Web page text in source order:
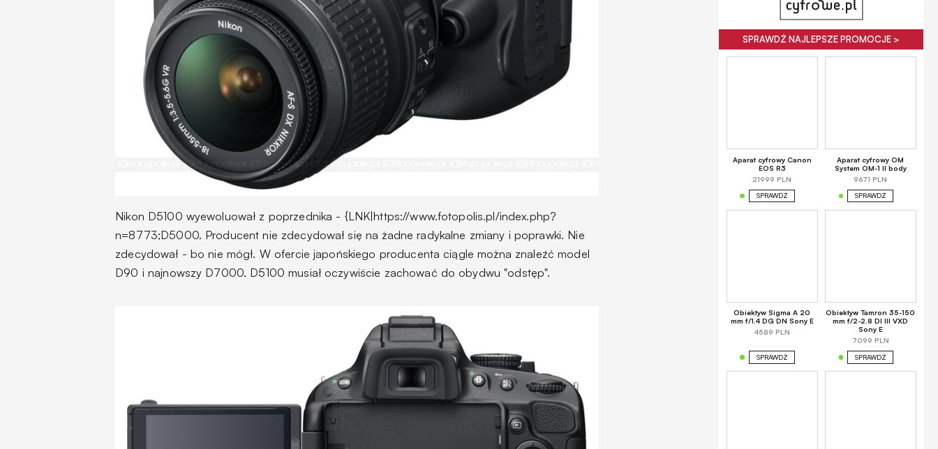
Nikon D5100 wyewoluował z poprzednika - {LNK|https://www.fotopolis.pl/index.php?
n=8773;D5000. Producent nie zdecydował się na żadne radykalne zmiany i poprawki. Nie
zdecydował - bo nie mógł. W ofercie japońskiego producenta ciągle można znaleźć model
D90 i najnowszy D7000. D5100 musiał oczywiście zachować do obydwu "odstęp".
SPRAWDŹ NAJLEPSZE PROMOCJE >
Aparat cyfrowy Canon
EOS R3
21999 PLN
SPRAWDŹ
Aparat cyfrowy OM
System OM-1 II body
9671 PLN
SPRAWDŹ
Obiektyw Sigma A 20
mm f/1.4 DG DN Sony E
4589 PLN
SPRAWDŹ
Obiektyw Tamron 35-150
mm f/2-2.8 DI III VXD
Sony E
7099 PLN
SPRAWDŹ